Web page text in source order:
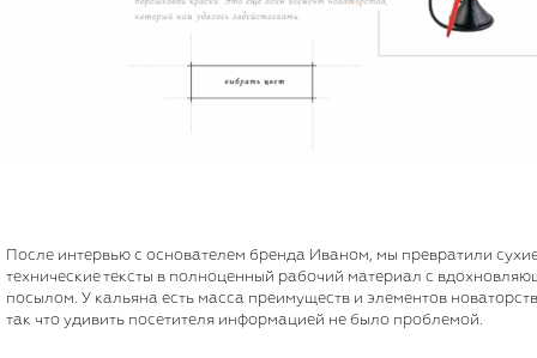
После интервью с основателем бренда Иваном, мы превратили
технические тексты в полноценный рабочий материал с
посылом. У кальяна есть масса преимуществ и элементов
так что удивить посетителя информацией не было проблемой.